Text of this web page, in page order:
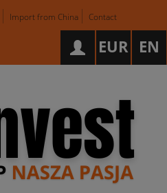
Import from China Contact
EN
EUR